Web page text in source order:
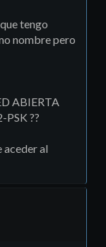
tengo
nombre pero
ABIERTA
??
aceder al